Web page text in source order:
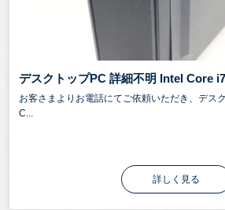
デスクトップPC 詳細不明 Intel Core
お客さまよりお電話にてご依頼いただき、デス
C...
詳しく見る